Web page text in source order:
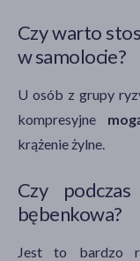
Czy warto
w samolocie?
U osób z grupy
kompresyjne
krążenie żylne.
Czy
bębenkowa?
Jest to bardzo